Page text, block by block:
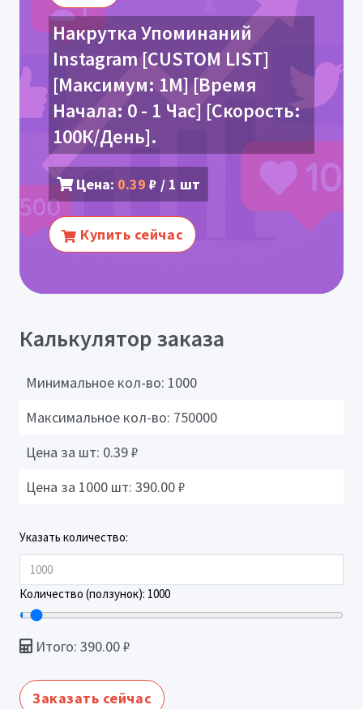
Накрутка Упоминаний
Instagram [CUSTOM LIST]
[Максимум: 1М] [Время
Начала: 0 - 1 Час] [Скорость:
100К/День].
Цена: 0.39 ₽ / 1 шт
Купить сейчас
Калькулятор заказа
Минимальное кол-во: 1000
Максимальное кол-во: 750000
Цена за шт: 0.39₽
Цена за 1000 шт: 390.00₽
Указать количество:
Количество (ползунок): 1000
Итого: 390.00₽
Заказать сейчас